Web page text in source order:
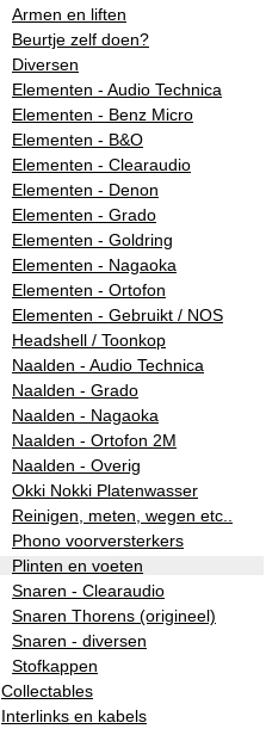
Armen en liften
Beurtje zelf doen?
Diversen
Elementen - Audio Technica
Elementen - Benz Micro
Elementen - B&O
Elementen - Clearaudio
Elementen - Denon
Elementen - Grado
Elementen - Goldring
Elementen - Nagaoka
Elementen - Ortofon
Elementen - Gebruikt / NOS
Headshell / Toonkop
Naalden - Audio Technica
Naalden - Grado
Naalden - Nagaoka
Naalden - Ortofon 2M
Naalden - Overig
Okki Nokki Platenwasser
Reinigen, meten, wegen etc..
Phono voorversterkers
Plinten en voeten
Snaren - Clearaudio
Snaren Thorens (origineel)
Snaren - diversen
Stofkappen
Collectables
Interlinks en kabels